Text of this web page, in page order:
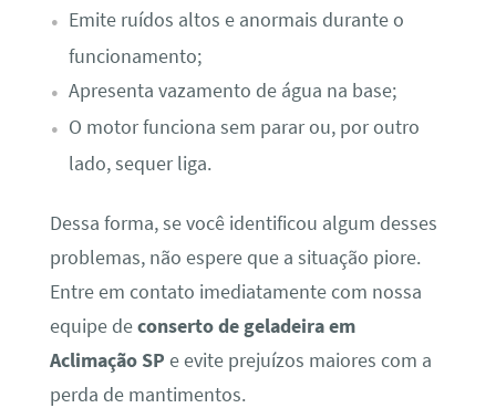
Emite ruídos altos e anormais durante o
funcionamento;
Apresenta vazamento de água na base;
O motor funciona sem parar ou, por outro
lado, sequer liga.
Dessa forma, se você identificou algum desses
problemas, não espere que a situação piore.
Entre em contato imediatamente com nossa
equipe deconserto de geladeira em
Aclimação SP e evite prejuízos maiores com a
perda de mantimentos.